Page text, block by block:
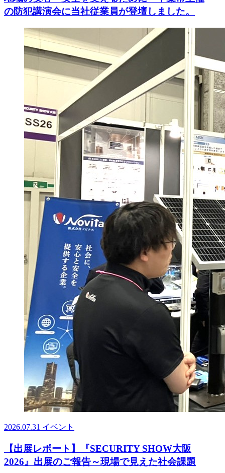
の防犯講演会に当社従業員が登壇しました。
2026.07.31 イベント
【出展レポート】『SECURITY SHOW大阪
2026』出展のご報告～現場で見えた社会課題